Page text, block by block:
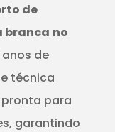
de
branca no
de
técnica
para
garantindo